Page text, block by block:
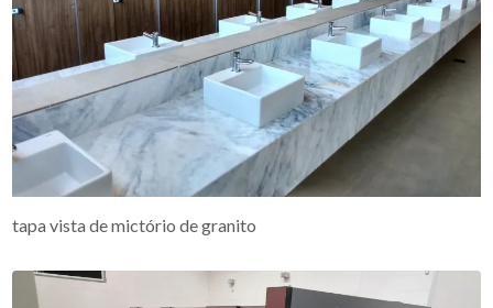
tapa vista de mictório de granito